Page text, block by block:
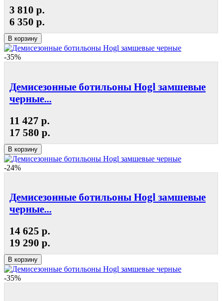
3 810 р.
6 350 р.
В корзину
-35%
Демисезонные ботильоны Hogl замшевые
черные...
11 427 р.
17 580 р.
В корзину
-24%
Демисезонные ботильоны Hogl замшевые
черные...
14 625 р.
19 290 р.
В корзину
-35%